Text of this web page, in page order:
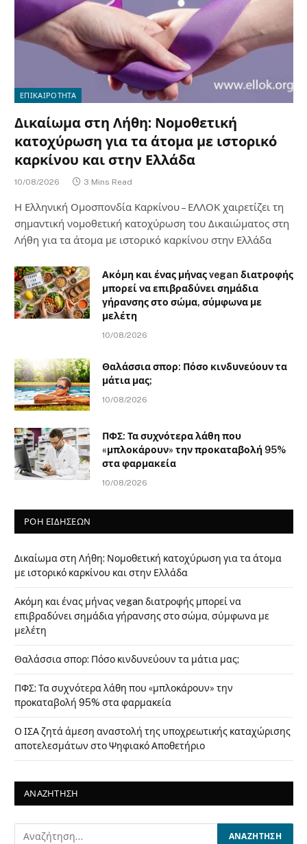
ΕΠΙΚΑΙΡΟΤΗΤΑ
Δικαίωμα στη Λήθη: Νομοθετική
κατοχύρωση για τα άτομα με ιστορικό
καρκίνου και στην Ελλάδα
10/08/2026 3 Mins Read
Η Ελληνική Ομοσπονδία Καρκίνου – ΕΛΛΟΚ χαιρετίζει τη
σημαντική νομοθετική κατοχύρωση του Δικαιώματος στη
Λήθη για τα άτομα με ιστορικό καρκίνου στην Ελλάδα
Ακόμη και ένας μήνας vegan διατροφής
μπορεί να επιβραδύνει σημάδια
γήρανσης στο σώμα, σύμφωνα με
μελέτη
10/08/2026
Θαλάσσια σπορ: Πόσο κινδυνεύουν τα
μάτια μας;
10/08/2026
ΠΦΣ: Τα συχνότερα λάθη που
«μπλοκάρουν» την προκαταβολή 95%
στα φαρμακεία
10/08/2026
ΡΟΗ ΕΙΔΗΣΕΩΝ
Δικαίωμα στη Λήθη: Νομοθετική κατοχύρωση για τα άτομα
με ιστορικό καρκίνου και στην Ελλάδα
Ακόμη και ένας μήνας vegan διατροφής μπορεί να
επιβραδύνει σημάδια γήρανσης στο σώμα, σύμφωνα με
μελέτη
Θαλάσσια σπορ: Πόσο κινδυνεύουν τα μάτια μας;
ΠΦΣ: Τα συχνότερα λάθη που «μπλοκάρουν» την
προκαταβολή 95% στα φαρμακεία
Ο ΙΣΑ ζητά άμεση αναστολή της υποχρεωτικής καταχώρισης
αποτελεσμάτων στο Ψηφιακό Αποθετήριο
ΑΝΑΖΗΤΗΣΗ